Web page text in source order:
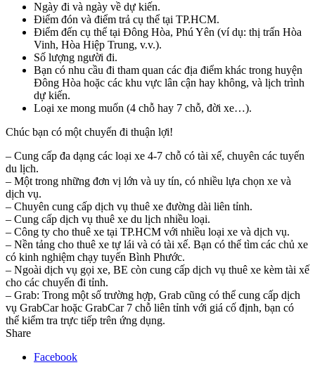
Ngày đi và ngày về dự kiến.
Điểm đón và điểm trả cụ thể tại TP.HCM.
Điểm đến cụ thể tại Đông Hòa, Phú Yên (ví dụ: thị trấn Hòa
Vinh, Hòa Hiệp Trung, v.v.).
Số lượng người đi.
Bạn có nhu cầu đi tham quan các địa điểm khác trong huyện
Đông Hòa hoặc các khu vực lân cận hay không, và lịch trình
dự kiến.
Loại xe mong muốn (4 chỗ hay 7 chỗ, đời xe…).
Chúc bạn có một chuyến đi thuận lợi!
– Cung cấp đa dạng các loại xe 4-7 chỗ có tài xế, chuyên các tuyến
du lịch.
– Một trong những đơn vị lớn và uy tín, có nhiều lựa chọn xe và
dịch vụ.
– Chuyên cung cấp dịch vụ thuê xe đường dài liên tỉnh.
– Cung cấp dịch vụ thuê xe du lịch nhiều loại.
– Công ty cho thuê xe tại TP.HCM với nhiều loại xe và dịch vụ.
– Nền tảng cho thuê xe tự lái và có tài xế. Bạn có thể tìm các chủ xe
có kinh nghiệm chạy tuyến Bình Phước.
– Ngoài dịch vụ gọi xe, BE còn cung cấp dịch vụ thuê xe kèm tài xế
cho các chuyến đi tỉnh.
– Grab: Trong một số trường hợp, Grab cũng có thể cung cấp dịch
vụ GrabCar hoặc GrabCar 7 chỗ liên tỉnh với giá cố định, bạn có
thể kiểm tra trực tiếp trên ứng dụng.
Share
Facebook